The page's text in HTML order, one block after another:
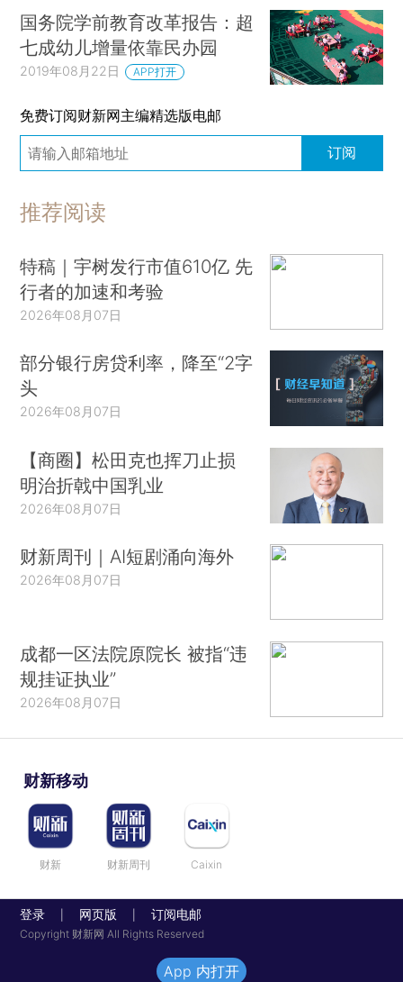
国务院学前教育改革报告：超
七成幼儿增量依靠民办园
2019年08月22日 APP打开
免费订阅财新网主编精选版电邮
订阅
推荐阅读
特稿｜宇树发行市值610亿 先
行者的加速和考验
2026年08月07日
部分银行房贷利率，降至“2字
头
2026年08月07日
【商圈】松田克也挥刀止损
明治折戟中国乳业
2026年08月07日
财新周刊｜AI短剧涌向海外
2026年08月07日
成都一区法院原院长 被指“违
规挂证执业”
2026年08月07日
财新移动
财新 财新周刊 Caixin
登录 网页版 订阅电邮
Copyright 财新网 All Rights Reserved
App 内打开